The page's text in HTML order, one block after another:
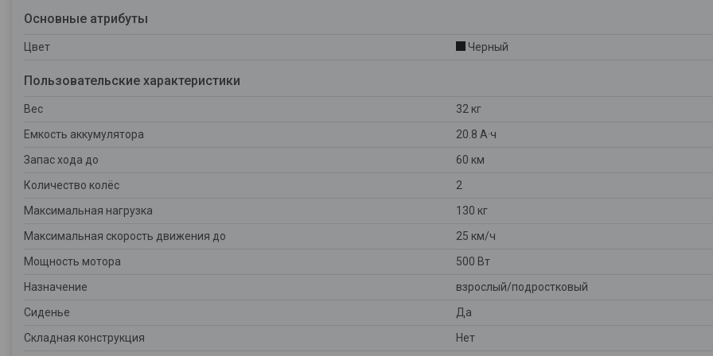
Основные атрибуты
Цвет Черный
Пользовательские характеристики
Вес
32 кг
Емкость аккумулятора
20.8 А·ч
Запас хода до
60 км
Количество колёс
2
Максимальная нагрузка
130 кг
Максимальная скорость движения до
25 км/ч
Мощность мотора
500 Вт
Назначение
взрослый/подростковый
Сиденье
Да
Складная конструкция
Нет